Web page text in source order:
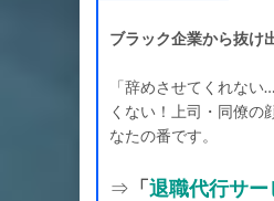
ブラック企業から抜け
「辞めさせてくれな
くない！上司・同僚の
なたの番です。
⇒ 「退職代行サー